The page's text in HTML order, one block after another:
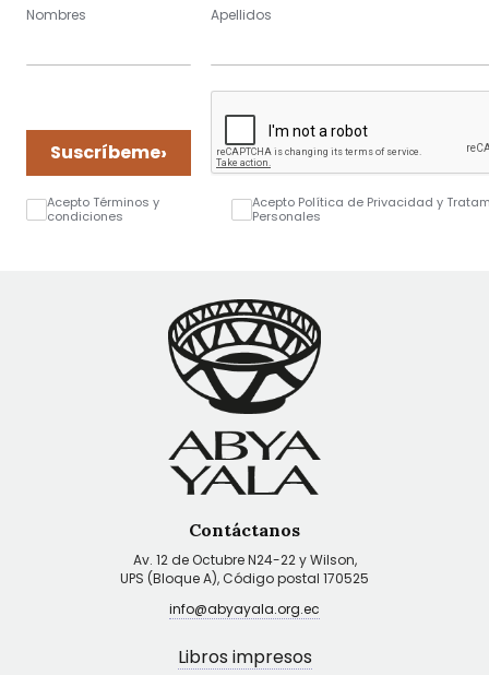
Nombres Apellidos
Suscríbeme›
Acepto Términos y
condiciones
Acepto Política de Privacidad y
Personales
Contáctanos
Av. 12 de Octubre N24-22 y Wilson,
UPS (Bloque A), Código postal 170525
info@abyayala.org.ec
Libros impresos